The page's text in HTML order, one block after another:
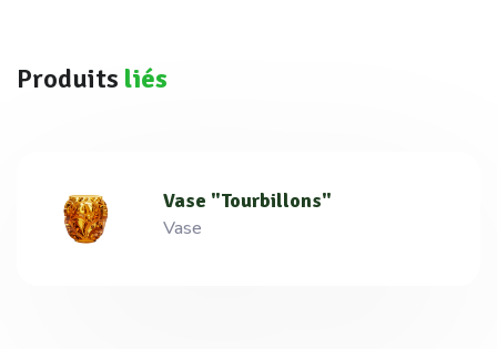
Produits liés
Vase "Tourbillons"
Vase